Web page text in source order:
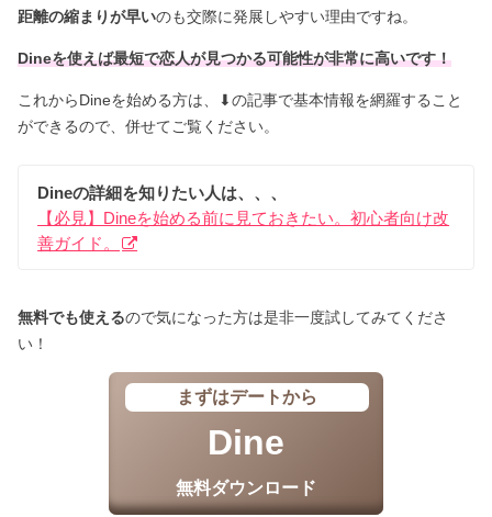
距離の縮まりが早いのも交際に発展しやすい理由ですね。
Dineを使えば最短で恋人が見つかる可能性が非常に高いです！
これからDineを始める方は、⬇︎の記事で基本情報を網羅すること
ができるので、併せてご覧ください。
Dineの詳細を知りたい人は、、、
【必見】Dineを始める前に見ておきたい。初心者向け改
善ガイド。
無料でも使えるので気になった方は是非一度試してみてくださ
い！
まずはデートから
Dine
無料ダウンロード